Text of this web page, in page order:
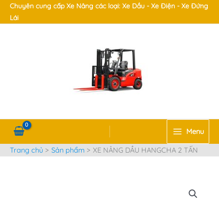
NhảyChuyên cung cấp Xe Nâng các loại: Xe Dầu - Xe Điện - Xe Đứng
Lái
Main
Menu
Menu
Trang chủ
Sản phẩm XE NÂNG DẦU HANGCHA 2 TẤN
tắt